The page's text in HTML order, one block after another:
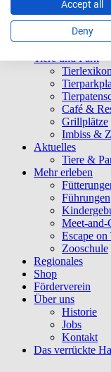
Spenden
Tiere und Park
Tierlexikon
Café &
Grillplätze
Imbiss &
Aktuelles
Tiere &
Mehr erleben
Führungen
Meet-and-
Escape on
Zooschule
Regionales
Shop
Förderverein
Über uns
Historie
Jobs
Kontakt
Das verrückte
Accept all
Deny